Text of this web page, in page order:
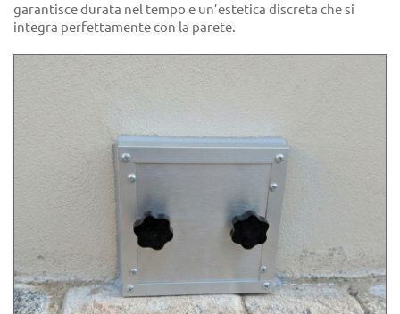
garantisce durata nel tempo e un’estetica discreta che si
integra perfettamente con la parete.